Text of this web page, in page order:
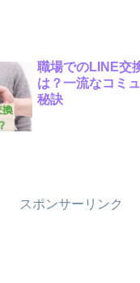
職場でのLINE交
は？一流なコミ
秘訣
スポンサーリンク